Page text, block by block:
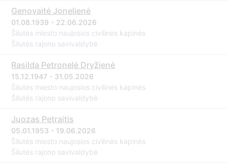
Genovaitė Jonelienė
01.08.1939 - 22.06.2026
Šilutės miesto naujosios civilinės kapinės
Šilutės rajono savivaldybė
Rasilda Petronelė Dryžienė
15.12.1947 - 31.05.2026
Šilutės miesto naujosios civilinės kapinės
Šilutės rajono savivaldybė
Juozas Petraitis
05.01.1953 - 19.06.2026
Šilutės miesto naujosios civilinės kapinės
Šilutės rajono savivaldybė